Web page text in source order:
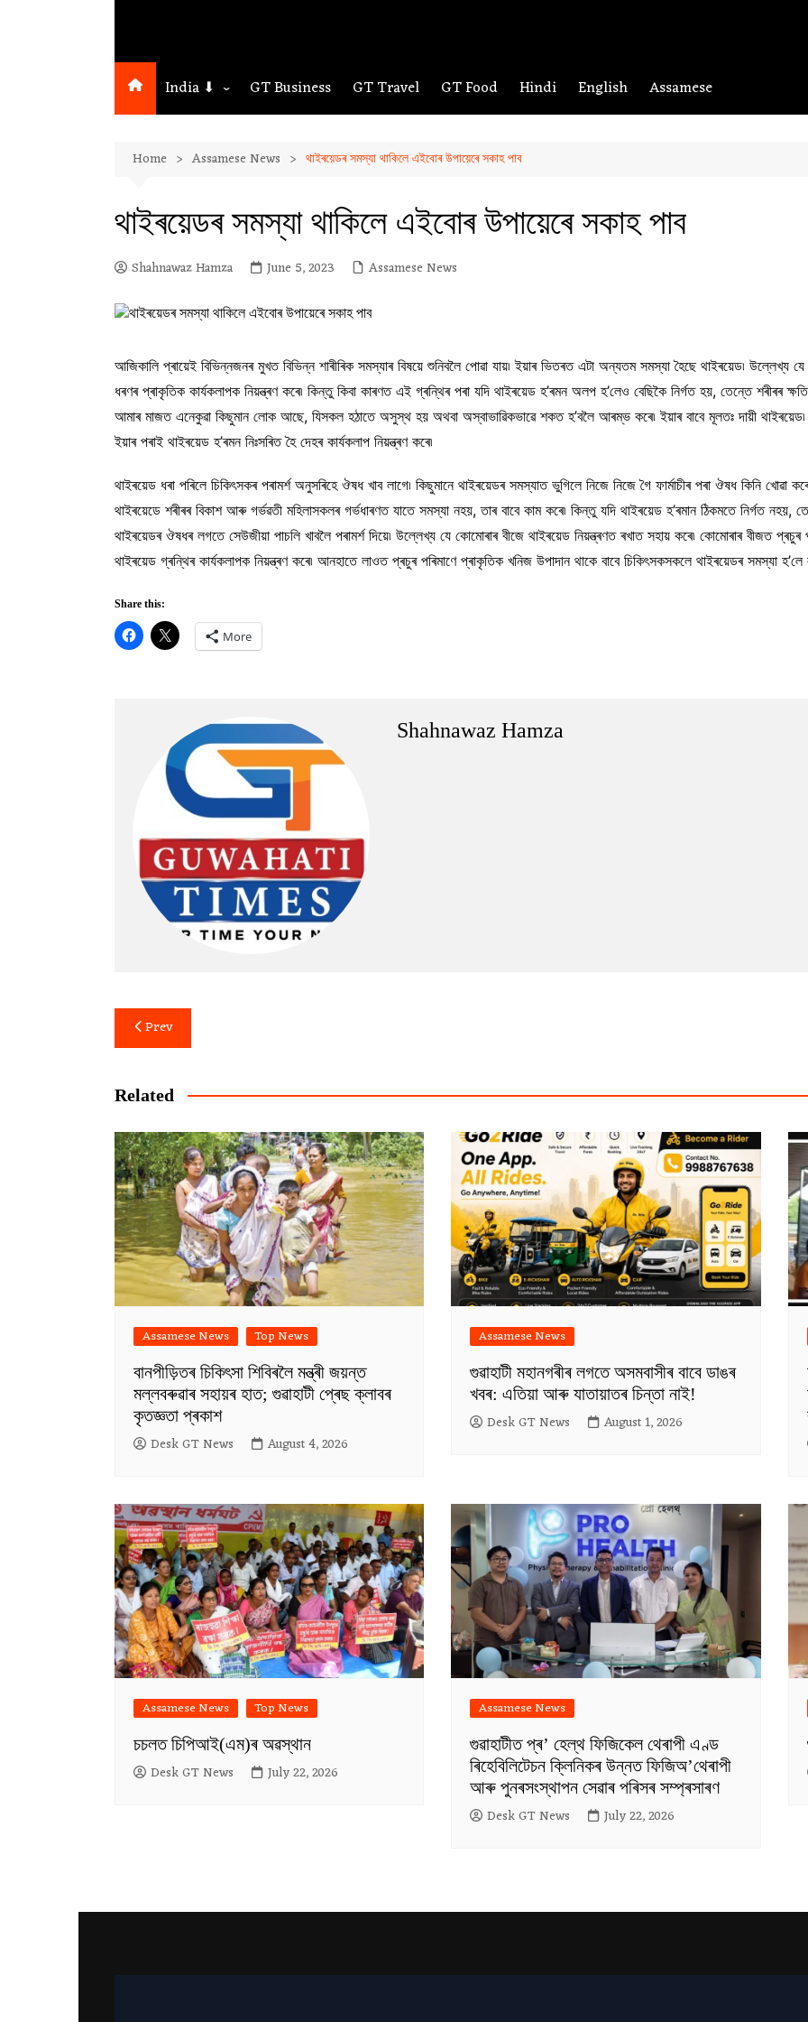
India ⬇
Guwahati
GT Business GT Travel GT Food Hindi English Assamese
Home Assamese News থাইৰয়েডৰ সমস্যা থাকিলে এইবোৰ উপায়েৰে সকাহ পাব
থাইৰয়েডৰ সমস্যা থাকিলে এইবোৰ উপায়েৰে সকাহ পাব
Shahnawaz Hamza June 5, 2023 Assamese News
আজিকালি প্ৰায়েই বিভিন্নজনৰ মুখত বিভিন্ন শাৰীৰিক সমস্যাৰ বিষয়ে শুনিবলৈ পোৱা যায়৷ ইয়াৰ ভিতৰত এটা অন্যতম সমস্যা হৈছে থাইৰয়েড৷ উল্লেখ্য
ধৰণৰ প্ৰাকৃতিক কাৰ্যকলাপক নিয়ন্ত্ৰণ কৰে৷ কিন্তু কিবা কাৰণত এই গ্ৰন্থিৰ পৰা যদি থাইৰয়েড হ’ৰমন অলপ হ’লেও বেছিকৈ নিৰ্গত হয়, তেন্তে শৰীৰৰ
আমাৰ মাজত এনেকুৱা কিছুমান লোক আছে, যিসকল হঠাতে অসুস্থ হয় অথবা অস্বাভাৱিকভাৱে শকত হ’বলৈ আৰম্ভ কৰে৷ ইয়াৰ বাবে মূলতঃ দায়ী
ইয়াৰ পৰাই থাইৰয়েড হ’ৰমন নিঃসৰিত হৈ দেহৰ কাৰ্যকলাপ নিয়ন্ত্ৰণ কৰে৷
থাইৰয়েড ধৰা পৰিলে চিকিৎসকৰ পৰামৰ্শ অনুসৰিহে ঔষধ খাব লাগে৷ কিছুমানে থাইৰয়েডৰ সমস্যাত ভুগিলে নিজে নিজে গৈ ফাৰ্মাচীৰ পৰা ঔষধ কিনি খোৱা
থাইৰয়েডে শৰীৰৰ বিকাশ আৰু গৰ্ভৱতী মহিলাসকলৰ গৰ্ভধাৰণত যাতে সমস্যা নহয়, তাৰ বাবে কাম কৰে৷ কিন্তু যদি থাইৰয়েড হ’ৰমান ঠিকমতে নিৰ্গত
থাইৰয়েডৰ ঔষধৰ লগতে সেউজীয়া পাচলি খাবলৈ পৰামৰ্শ দিয়ে৷ উল্লেখ্য যে কোমোৰাৰ বীজে থাইৰয়েড নিয়ন্ত্ৰণত ৰখাত সহায় কৰে৷ কোমোৰাৰ বীজত প্ৰচুৰ
থাইৰয়েড গ্ৰন্থিৰ কাৰ্যকলাপক নিয়ন্ত্ৰণ কৰে৷ আনহাতে লাওত প্ৰচুৰ পৰিমাণে প্ৰাকৃতিক খনিজ উপাদান থাকে বাবে চিকিৎসকসকলে থাইৰয়েডৰ সমস্যা হ’লে
Share this:
More
Shahnawaz Hamza
Post
navigation
Prev
Related
Assamese News Top News
বানপীড়িতৰ চিকিৎসা শিবিৰলৈ মন্ত্ৰী জয়ন্ত
মল্লবৰুৱাৰ সহায়ৰ হাত; গুৱাহাটী প্ৰেছ ক্লাবৰ
কৃতজ্ঞতা প্ৰকাশ
Desk GT News August 4, 2026
Assamese News
গুৱাহাটী মহানগৰীৰ লগতে অসমবাসীৰ বাবে ডাঙৰ
খবৰ: এতিয়া আৰু যাতায়াতৰ চিন্তা নাই!
Desk GT News August 1, 2026
Assamese News Top News
চচলত চিপিআই(এম)ৰ অৱস্থান
Desk GT News July 22, 2026
Assamese News
গুৱাহাটীত প্ৰ’ হেল্থ ফিজিকেল থেৰাপী এণ্ড
ৰিহেবিলিটেচন ক্লিনিকৰ উন্নত ফিজিঅ’থেৰাপী
আৰু পুনৰসংস্থাপন সেৱাৰ পৰিসৰ সম্প্ৰসাৰণ
Desk GT News July 22, 2026